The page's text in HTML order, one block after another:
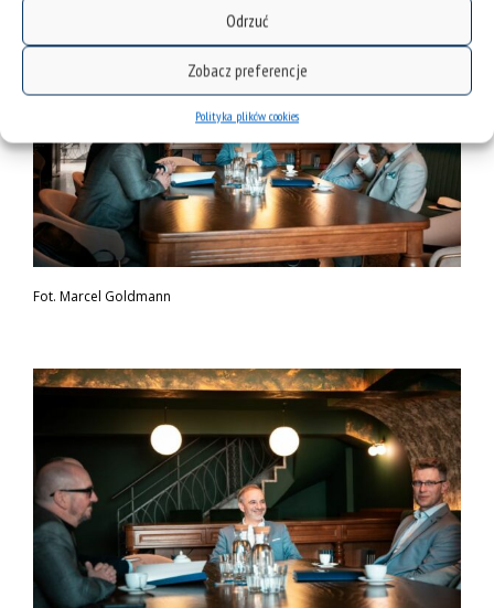
Odrzuć
Zobacz preferencje
Polityka plików cookies
Fot. Marcel Goldmann